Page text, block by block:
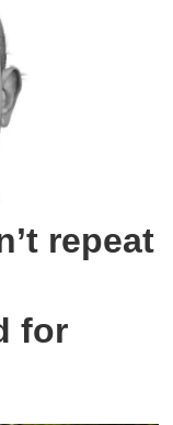
repeat
for